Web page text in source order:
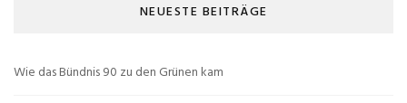
NEUESTE BEITRÄGE
Wie das Bündnis 90 zu den Grünen kam